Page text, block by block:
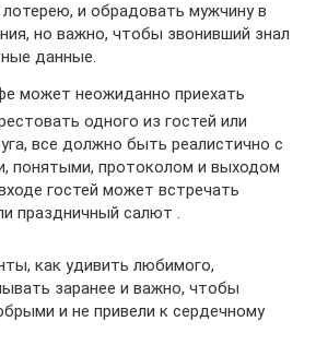
и обрадовать мужчину в
но важно, чтобы звонивший знал
данные.
может неожиданно приехать
одного из гостей или
все должно быть реалистично с
понятыми, протоколом и выходом
гостей может встречать
праздничный салют .
как удивить любимого,
заранее и важно, чтобы
и не привели к сердечному